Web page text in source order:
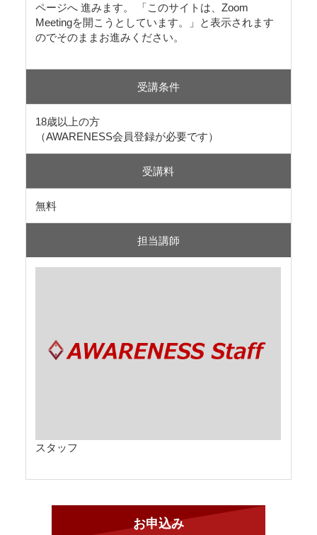
ページへ 進みます。 「このサイトは、Zoom
Meetingを開こうとしています。」と表示されます
のでそのままお進みください。
受講条件
18歳以上の方
（AWARENESS会員登録が必要です）
受講料
無料
担当講師
スタッフ